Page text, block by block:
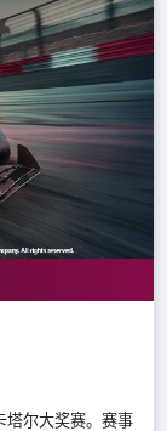
塔尔大奖赛。赛事